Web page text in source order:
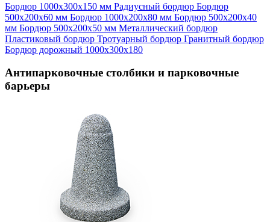
Бордюр 1000х300х150 мм Радиусный бордюр Бордюр
500х200х60 мм Бордюр 1000х200х80 мм Бордюр 500х200х40
мм Бордюр 500х200х50 мм Металлический бордюр
Пластиковый бордюр Тротуарный бордюр Гранитный бордюр
Бордюр дорожный 1000х300х180
Антипарковочные столбики и парковочные
барьеры